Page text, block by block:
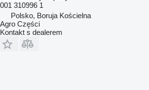
001 310996 1
Polsko, Boruja Kościelna
Agro Części
Kontakt s dealerem